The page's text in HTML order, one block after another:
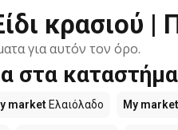
κρασιού
για αυτόν τον όρο.
στα
market Ελαιόλαδο My market